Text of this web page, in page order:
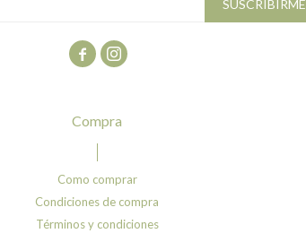
compra
Como comprar
Condiciones de compra
Términos y condiciones
SUSCRIBIRME
 